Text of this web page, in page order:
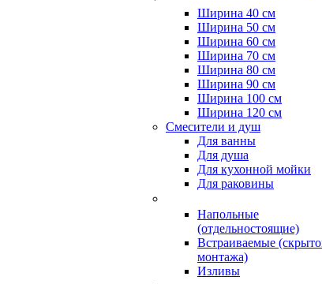
Ширина 40 см
Ширина 50 см
Ширина 60 см
Ширина 70 см
Ширина 80 см
Ширина 90 см
Ширина 100 см
Ширина 120 см
Смесители и душ
Для ванны
Для душа
Для кухонной мойки
Для раковины
Напольные
(отдельностоящие)
Встраиваемые
монтажа)
Изливы